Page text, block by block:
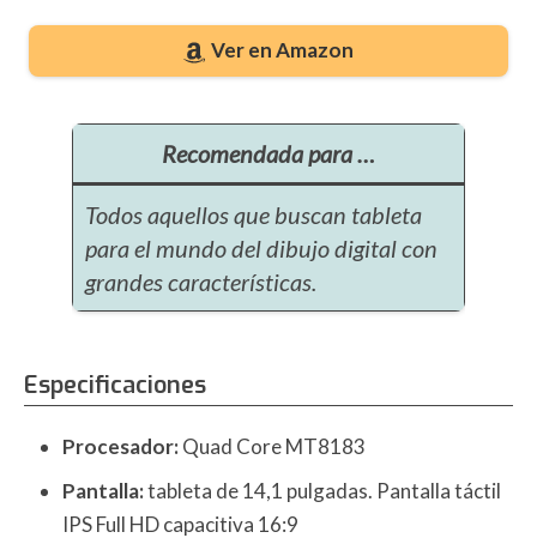
Ver en Amazon
Recomendada para …
Todos aquellos que buscan tableta
para el mundo del dibujo digital con
grandes características.
Especificaciones
Procesador:Quad Core MT8183
Pantalla:tableta de 14,1 pulgadas. Pantalla táctil
IPS Full HD capacitiva 16:9